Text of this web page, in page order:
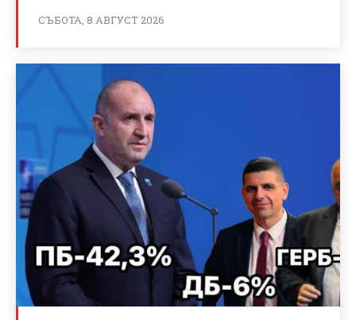
СЪБОТА, 8 АВГУСТ 2026